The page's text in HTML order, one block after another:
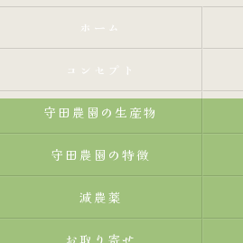
ホーム
コンセプト
守田農園の生産物
守田農園の特徴
減農薬
お取り寄せ